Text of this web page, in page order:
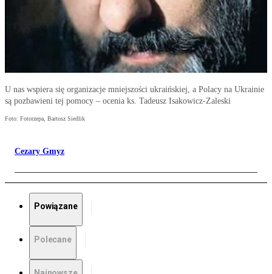
U nas wspiera się organizacje mniejszości ukraińskiej, a Polacy na Ukrainie
są pozbawieni tej pomocy – ocenia ks. Tadeusz Isakowicz-Zaleski
Foto: Fotorzepa, Bartosz Siedlik
Cezary Gmyz
Powiązane
Polecane